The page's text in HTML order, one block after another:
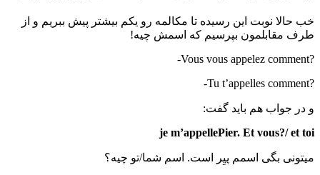
خب حالا نوبت این رسیده تا مکالمه رو یکم بیشتر پیش ببریم و از
طرف مقابلمون بپرسیم که اسمش چیه!
?Vous vous appelez comment-
?Tu t’appelles comment-
و در جواب هم باید گفت:
je m’appellePier. Et vous?/ et toi
میتونی بگی اسمم پیِر است. اسم شما/تو چیه؟